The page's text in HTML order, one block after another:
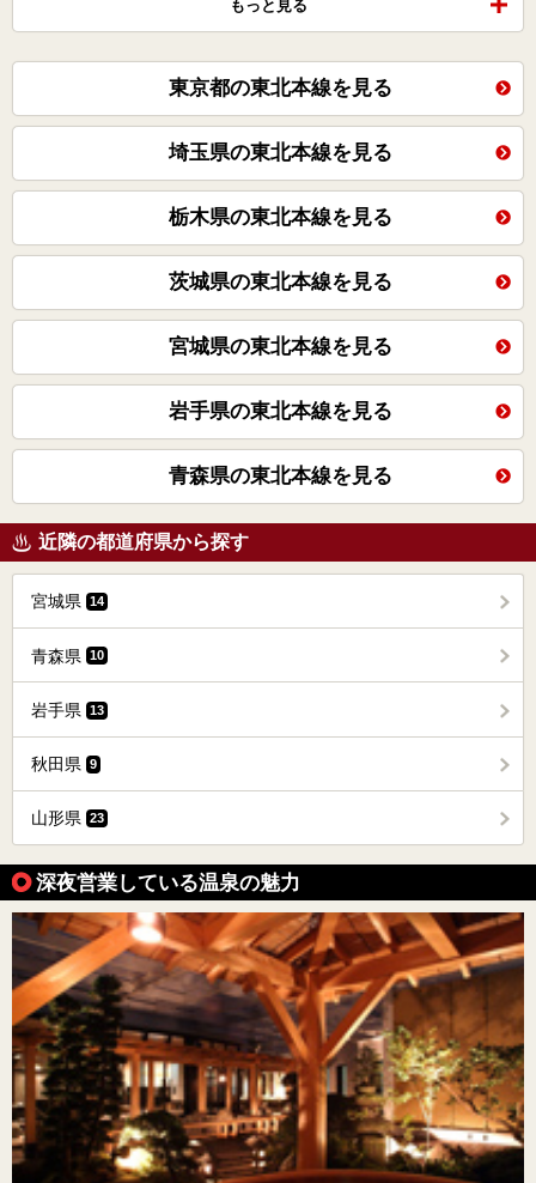
もっと見る
東京都の東北本線を見る
埼玉県の東北本線を見る
栃木県の東北本線を見る
茨城県の東北本線を見る
宮城県の東北本線を見る
岩手県の東北本線を見る
青森県の東北本線を見る
近隣の都道府県から探す
宮城県 14
青森県 10
岩手県 13
秋田県 9
山形県 23
深夜営業している温泉の魅力